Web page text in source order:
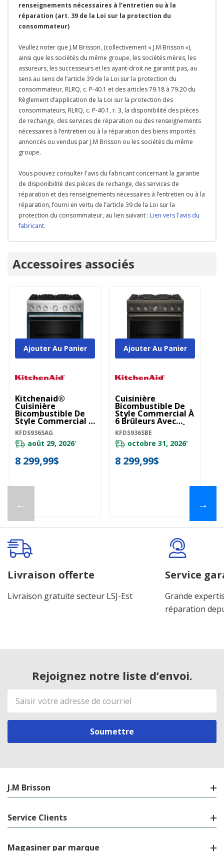
renseignements nécessaires à l’entretien ou à la
réparation (art. 39 de la Loi sur la protection du
consommateur)
Veullez noter que J.M Brisson, (collectivement « J.M Brisson »),
ainsi que les sociétés du même groupe, les sociétés mères, les
assureurs, les successeurs et les ayant-droit ne garantit pas, au
sens au sens de l’article 39 de la Loi sur la protection du
consommateur, RLRQ, c. P-40.1 et des articles 79.18 à 79.20 du
Règlement d’application de la Loi sur la protection des
consommateurs, RLRQ, c. P-40.1, r. 3, la disponibilité des pièces
de rechange, des services de réparation ou des renseignements
nécessaires à l’entretien ou à la réparation des biens importés
annoncés ou vendus par J.M Brisson ou les sociétés du même
groupe.
Vous pouvez consulter l'avis du fabricant concernant la garantie
de disponibilité des pièces de rechange, des services de
réparation et des renseignements nécessaires à l’entretien ou à la
réparation, fourni en vertu de l’article 39 de la Loi sur la
protection du consommateur, au lien suivant : Lien vers l'avis du
fabricant.
Accessoires associés
←
Kitchenaid®
Cuisinière
Bicombustible De
Style Commercial À
6 Brûleurs Avec
Mode De Friture À
Air Sans
Préchauffage De 36
Po KFDS936SAG
KFDS936SAG
août 29, 2026*
8 299,99$
Ajouter Au Panier
Cuisinière
Bicombustible De
Style Commercial À
6 Brûleurs Avec
Mode De Friture À
Air Sans
Préchauffage
KitchenAid® De 36
Po KFDS936SBE
KFDS936SBE
octobre 31, 2026*
8 299,99$
Ajouter Au Panier
→
Livraison offerte
Livraison gratuite secteur LSJ-Est
Service
Grande
réparation
Rejoignez notre liste d’envoi.
Adresse
de
courriel
J.M Brisson
Service Clients
Magasiner par marque